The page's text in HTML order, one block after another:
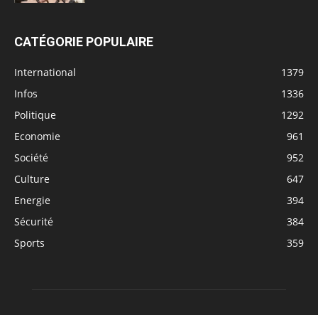
CATÉGORIE POPULAIRE
International
1379
Infos
1336
Politique
1292
Economie
961
Société
952
Culture
647
Energie
394
Sécurité
384
Sports
359